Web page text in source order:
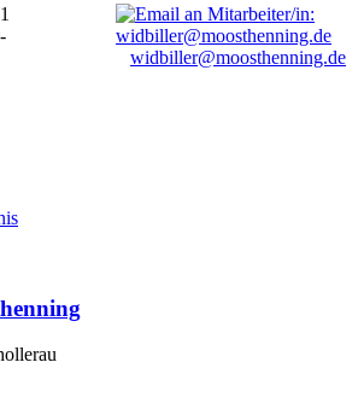
widbiller@moosthenning.de